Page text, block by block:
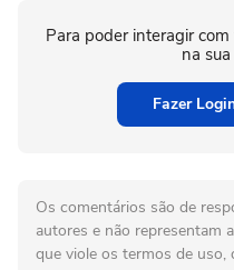
Para poder interagir
na
Fazer
Os comentários são de
autores e não representam
que viole os termos de uso,